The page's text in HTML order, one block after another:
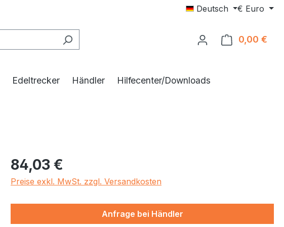
Deutsch € Euro
0,00 €
Edeltrecker Händler Hilfecenter/Downloads
Regulärer Preis:
84,03 €
Preise exkl. MwSt. zzgl. Versandkosten
Anfrage bei Händler